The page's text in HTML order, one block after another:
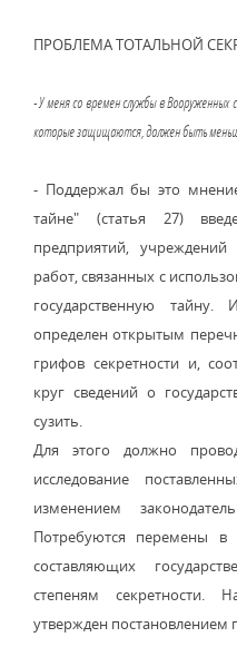
ПРОБЛЕМА ТОТАЛЬНОЙ
- У меня со времен службы в Вооруженных
которые защищаются, должен быть
- Поддержал бы это
тайне" (статья 27)
предприятий,
работ, связанных с
государственную
определен открытым
грифов секретности и,
круг сведений о
сузить.
Для этого должно
исследование
изменением
Потребуются перемены в
составляющих
степеням секретности.
утвержден постановлением